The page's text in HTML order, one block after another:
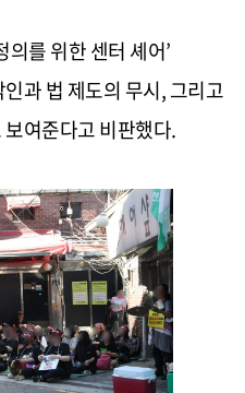
의를 위한 센터 셰어’
과 법 제도의 무시, 그리고
여준다고 비판했다.